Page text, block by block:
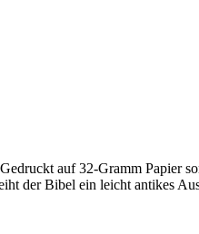
auf 32-Gramm Papier
der Bibel ein leicht antikes